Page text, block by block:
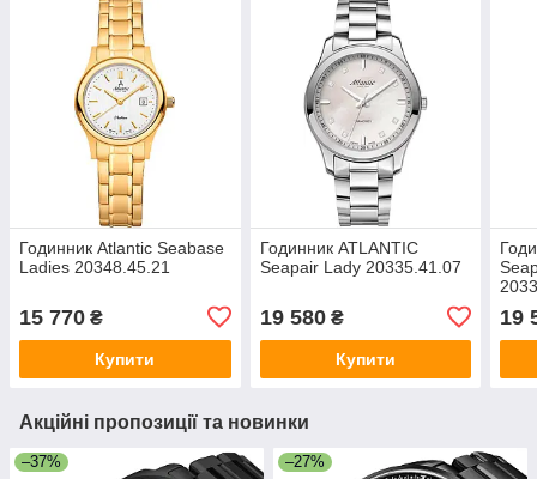
Годинник Atlantic Seabase
Ladies 20348.45.21
15 770 ₴
Купити
Годинник ATLANTIC
Seapair Lady 20335.41.07
19 580₴
Купити
19
Акційні пропозиції та новинки
–37% –27%